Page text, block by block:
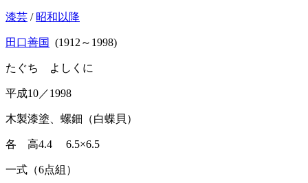
漆芸 / 昭和以降
田口善国 (1912～1998)
たぐち よしくに
平成10／1998
木製漆塗、螺鈿（白蝶貝）
各 高4.4 6.5×6.5
一式（6点組）